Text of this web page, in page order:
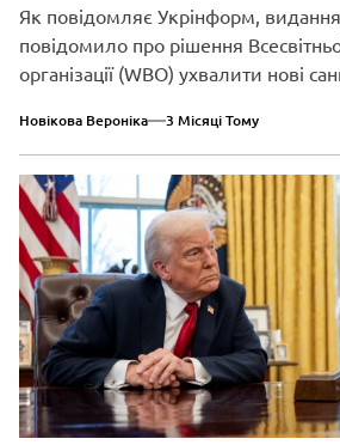
Як повідомляє Укрінформ,
повідомило про рішення
організації (WBO) ухвалити нові
Новікова Вероніка 3 Місяці Тому